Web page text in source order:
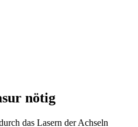
nötig
das Lasern der Achseln